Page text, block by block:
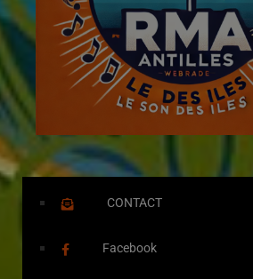
CONTACT
Facebook